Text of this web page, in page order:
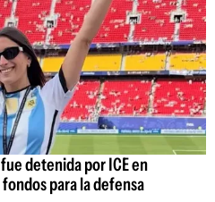
detenida por ICE en
para la defensa